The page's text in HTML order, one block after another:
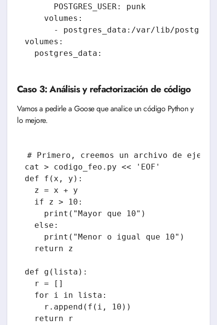
      POSTGRES_USER: punk
    volumes:
- postgres_data:/var/lib/
volumes:
  postgres_data:
Caso 3: Análisis y refactorización de código
Vamos a pedirle a Goose que analice un código Python y
lo mejore.
# Primero, creemos un archivo de
cat > codigo_feo.py << 'EOF'
def f(x, y):
  z = x + y
  if z > 10:
    print("Mayor que 10")
  else:
    print("Menor o igual que 10")
  return z
def g(lista):
  r = []
  for i in lista:
    r.append(f(i, 10))
  return r